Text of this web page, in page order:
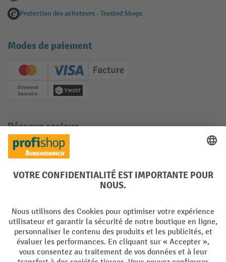
Protection des acheteurs - Trusted Shops
Modes de paiement
Creditcard (Master)Creditcard (Visa)
Facture
Paiement anticipé
Twint
Réseaux sociaux
Facebook
YouTube
LinkedInInstagram
Conditions générales de vente Mentions Légales